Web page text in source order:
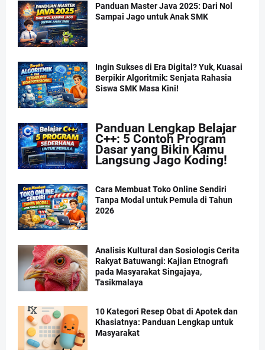
Panduan Master Java 2025: Dari Nol
Sampai Jago untuk Anak SMK
Ingin Sukses di Era Digital? Yuk, Kuasai
Berpikir Algoritmik: Senjata Rahasia
Siswa SMK Masa Kini!
Panduan Lengkap Belajar
C++: 5 Contoh Program
Dasar yang Bikin Kamu
Langsung Jago Koding!
Cara Membuat Toko Online Sendiri
Tanpa Modal untuk Pemula di Tahun
2026
Analisis Kultural dan Sosiologis Cerita
Rakyat Batuwangi: Kajian Etnografi
pada Masyarakat Singajaya,
Tasikmalaya
10 Kategori Resep Obat di Apotek dan
Khasiatnya: Panduan Lengkap untuk
Masyarakat